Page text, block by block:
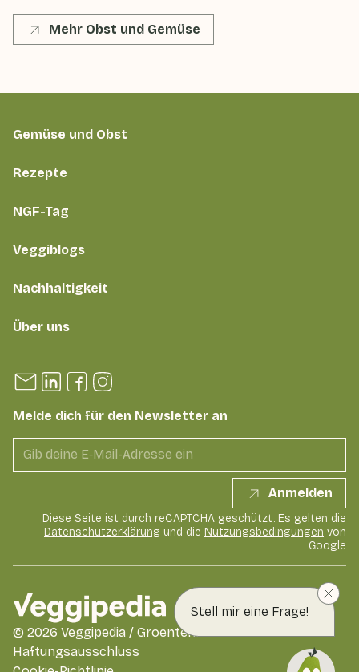
Stell mir eine Frage!
Mehr Obst und Gemüse
Gemüse und Obst
Rezepte
NGF-Tag
Veggiblogs
Nachhaltigkeit
Über uns
Melde dich für den Newsletter an
Anmelden
Diese Seite ist durch reCAPTCHA geschützt. Es gelten die
Datenschutzerklärung und die Nutzungsbedingungen von
Google
Haftungsausschluss
© 2026 Veggipedia / GroentenFruit Huis